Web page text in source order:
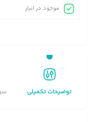
موجود در انبار
توضیحات تکمیلی